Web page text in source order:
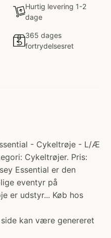
Hurtig levering 1-2
dage
365 dages
fortrydelsesret
- Cykeltrøje - L/Æ
Cykeltrøjer. Pris:
Essential er den
eventyr på
er udstyr... Køb hos
kan være genereret